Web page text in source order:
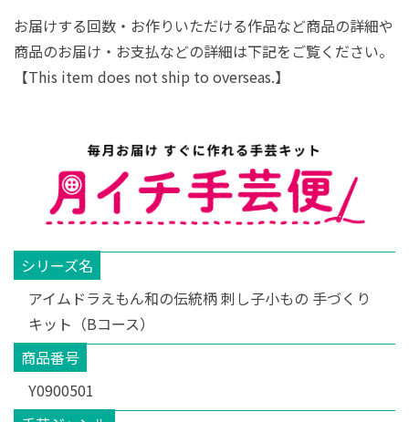
お届けする回数・お作りいただける作品など商品の詳細や
商品のお届け・お支払などの詳細は下記をご覧ください。
【This item does not ship to overseas.】
シリーズ名
アイムドラえもん和の伝統柄 刺し子小もの 手づくり
キット（Bコース）
商品番号
Y0900501